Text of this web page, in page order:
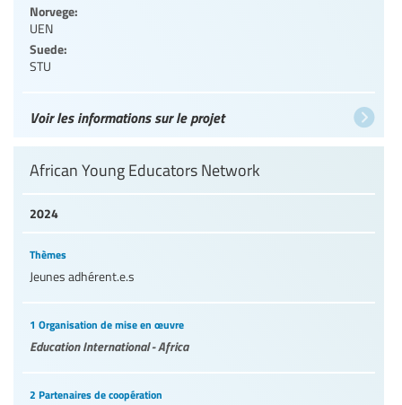
Norvege:
UEN
Suede:
STU
Voir les informations sur le projet
2024
African Young Educators Network
Thèmes
Jeunes adhérent.e.s
1 Organisation de mise en œuvre
Education International - Africa
2 Partenaires de coopération